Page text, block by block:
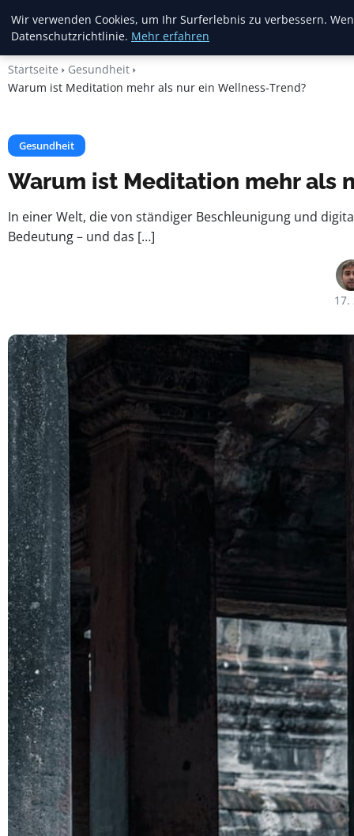
Heide Rundum
Startseite
Gesundheit
Warum ist Meditation mehr als nur ein Wellness-Trend?
Gesundheit
Warum ist Meditation mehr als
In einer Welt, die von ständiger Beschleunigung und
Bedeutung – und das […]
17.
Wir verwenden Cookies, um Ihr Surferlebnis zu verbessern.
Datenschutzrichtlinie. Mehr erfahren